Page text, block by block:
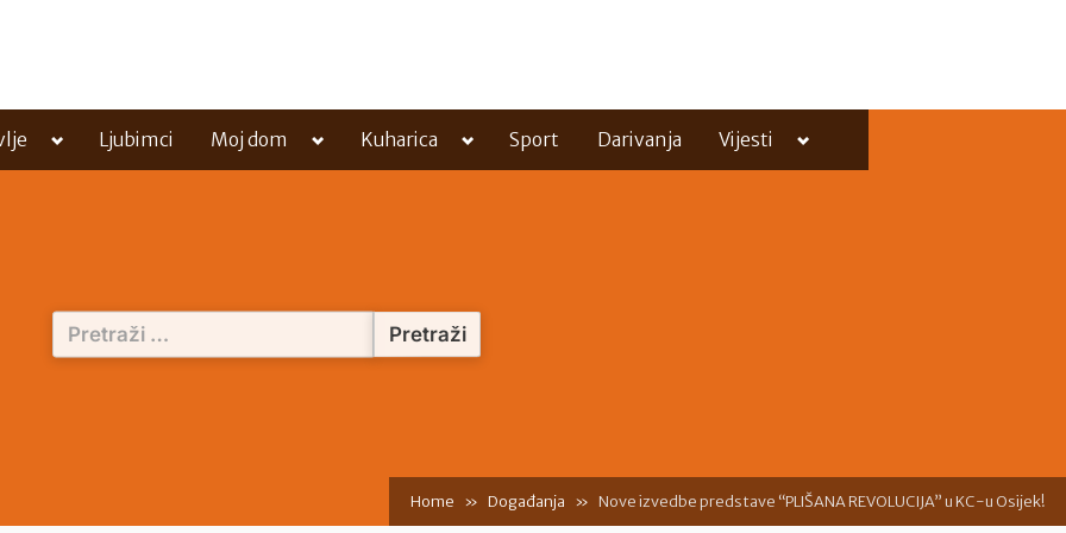
Toggle
menu
Ljubimci Moj dom
Toggle
menu
Kuharica
Toggle
menu
Sport Darivanja Vijesti
Toggle
menu
Pretraži:
Home Događanja Nove izvedbe predstave “PLIŠANA REVOLUCIJA” u KC-u Osijek!